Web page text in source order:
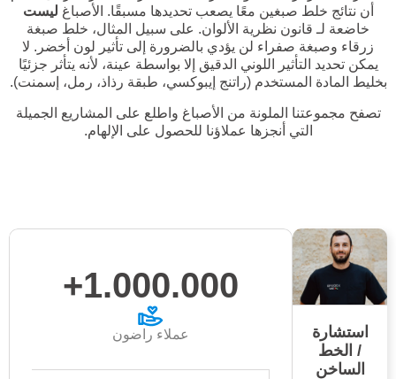
أن نتائج خلط صبغين معًا يصعب تحديدها مسبقًا. الأصباغ ليست
خاضعة لـ قانون نظرية الألوان. على سبيل المثال، خلط صبغة
زرقاء وصبغة صفراء لن يؤدي بالضرورة إلى تأثير لون أخضر. لا
يمكن تحديد التأثير اللوني الدقيق إلا بواسطة عينة، لأنه يتأثر جزئيًا
بخليط المادة المستخدم (راتنج إيبوكسي، طبقة رذاذ، رمل، إسمنت).
تصفح مجموعتنا الملونة من الأصباغ واطلع على المشاريع الجميلة
التي أنجزها عملاؤنا للحصول على الإلهام.
استشارة
/ الخط
الساخن
1.000.000+
عملاء راضون